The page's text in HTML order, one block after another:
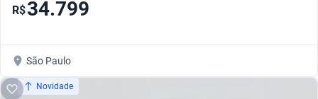
R$34.799
São Paulo
Novidade